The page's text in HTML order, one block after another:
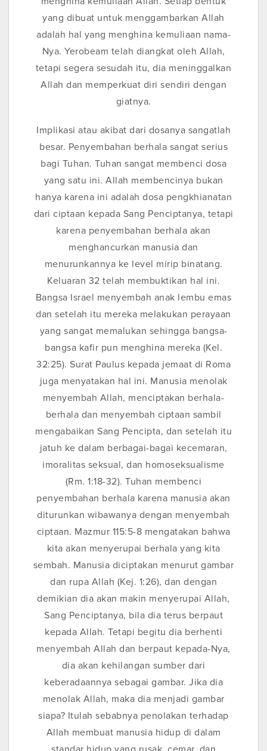
yang dibuat untuk menggambarkan Allah
adalah hal yang menghina kemuliaan nama-
Nya. Yerobeam telah diangkat oleh Allah,
tetapi segera sesudah itu, dia meninggalkan
Allah dan memperkuat diri sendiri dengan
giatnya.
Implikasi atau akibat dari dosanya sangatlah
besar. Penyembahan berhala sangat serius
bagi Tuhan. Tuhan sangat membenci dosa
yang satu ini. Allah membencinya bukan
hanya karena ini adalah dosa pengkhianatan
dari ciptaan kepada Sang Penciptanya, tetapi
karena penyembahan berhala akan
menghancurkan manusia dan
menurunkannya ke level mirip binatang.
Keluaran 32 telah membuktikan hal ini.
Bangsa Israel menyembah anak lembu emas
dan setelah itu mereka melakukan perayaan
yang sangat memalukan sehingga bangsa-
bangsa kafir pun menghina mereka (Kel.
32:25). Surat Paulus kepada jemaat di Roma
juga menyatakan hal ini. Manusia menolak
menyembah Allah, menciptakan berhala-
berhala dan menyembah ciptaan sambil
mengabaikan Sang Pencipta, dan setelah itu
jatuh ke dalam berbagai-bagai kecemaran,
imoralitas seksual, dan homoseksualisme
(Rm. 1:18-32). Tuhan membenci
penyembahan berhala karena manusia akan
diturunkan wibawanya dengan menyembah
ciptaan. Mazmur 115:5-8 mengatakan bahwa
kita akan menyerupai berhala yang kita
sembah. Manusia diciptakan menurut gambar
dan rupa Allah (Kej. 1:26), dan dengan
demikian dia akan makin menyerupai Allah,
Sang Penciptanya, bila dia terus berpaut
kepada Allah. Tetapi begitu dia berhenti
menyembah Allah dan berpaut kepada-Nya,
dia akan kehilangan sumber dari
keberadaannya sebagai gambar. Jika dia
menolak Allah, maka dia menjadi gambar
siapa? Itulah sebabnya penolakan terhadap
Allah membuat manusia hidup di dalam